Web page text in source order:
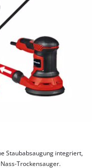
Staubabsaugung integriert,
Trockensauger.